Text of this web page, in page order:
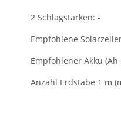
2 Schlagstärken: -
Empfohlene
Empfohlener Akku
Anzahl Erdstäbe 1 m